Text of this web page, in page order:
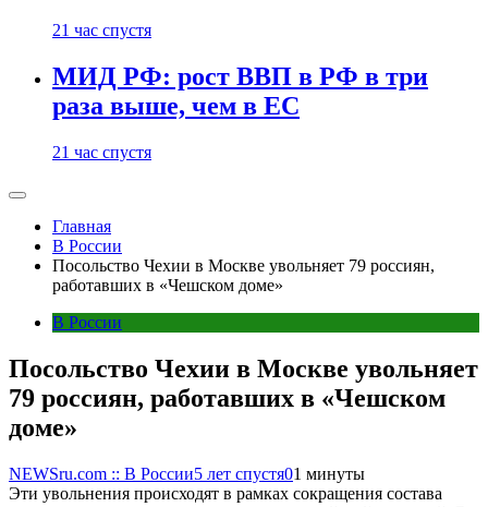
21 час спустя
МИД РФ: рост ВВП в РФ в три
раза выше, чем в ЕС
21 час спустя
Главная
В России
Посольство Чехии в Москве увольняет 79 россиян,
работавших в «Чешском доме»
В России
Посольство Чехии в Москве увольняет
79 россиян, работавших в «Чешском
доме»
NEWSru.com :: В России5 лет спустя01 минуты
Эти увольнения происходят в рамках сокращения состава